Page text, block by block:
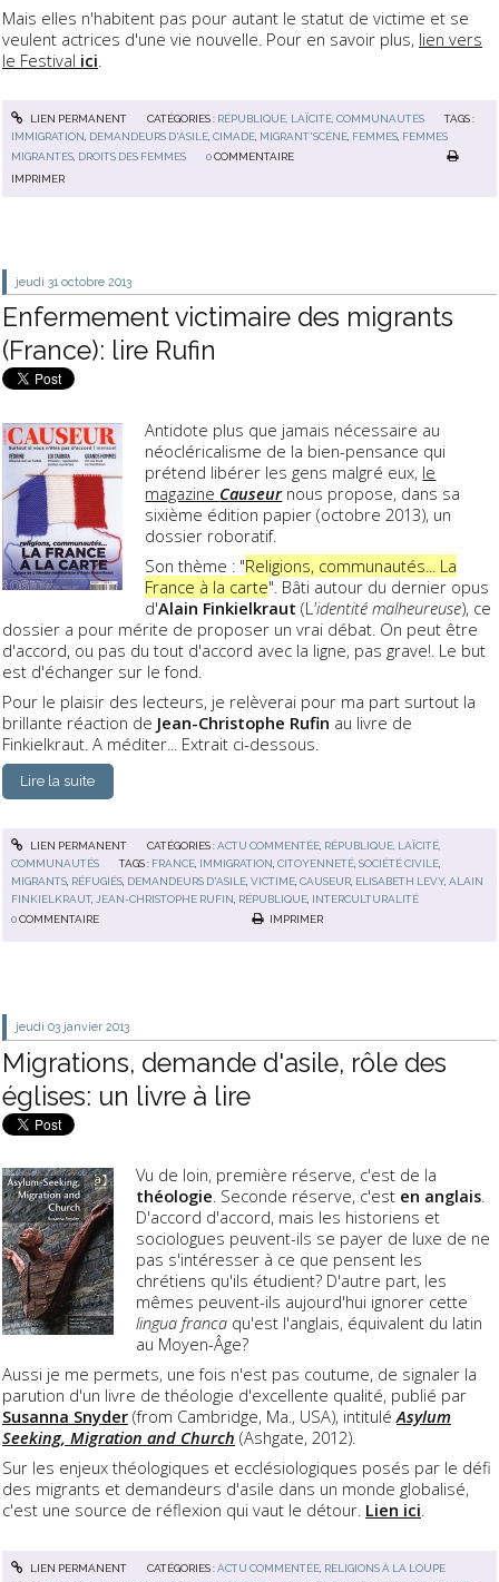
Mais elles n'habitent pas pour autant le statut de victime et se
veulent actrices d'une vie nouvelle. Pour en savoir plus, lien vers
le Festival ici
LIEN PERMANENT CATÉGORIES : RÉPUBLIQUE, LAÏCITÉ, COMMUNAUTÉS
TAGS :
IMMIGRATION DEMANDEURS D'ASILE ,CIMADE MIGRANT'SCÈNE FEMMES FEMMES
MIGRANTES DROITS DES FEMMES 0 COMMENTAIRE
IMPRIMER
jeudi 31 octobre 2013
Enfermement victimaire des migrants
(France): lire Rufin
Antidote plus que jamais nécessaire au
néocléricalisme de la bien-pensance qui
prétend libérer les gens malgré eux, le
magazine Causeurnous propose, dans sa
sixième édition papier (octobre 2013), un
dossier roboratif.
Son thème : "Religions, communautés... La
France à la carte". Bâti autour du dernier opus
d'Alain Finkielkraut (L 'identité malheureuse), ce
dossier a pour mérite de proposer un vrai débat. On peut être
d'accord, ou pas du tout d'accord avec la ligne, pas grave!. Le but
est d'échanger sur le fond.
Pour le plaisir des lecteurs, je relèverai pour ma part surtout la
brillante réaction de Jean-Christophe Rufin au livre de
Finkielkraut. A méditer... Extrait ci-dessous.
Lire la suite
LIEN PERMANENT CATÉGORIES :ACTU COMMENTÉE, RÉPUBLIQUE, LAÏCITÉ,
COMMUNAUTÉS
TAGS : FRANCE IMMIGRATION ,CITOYENNETÉ ,SOCIÉTÉ CIVILE
MIGRANTS RÉFUGIÉS DEMANDEURS D'ASILE ,VICTIME ,CAUSEUR ELISABETH LEVY,ALAIN
FINKIELKRAUT, JEAN-CHRISTOPHE RUFIN RÉPUBLIQUE INTERCULTURALITÉ
0COMMENTAIRE IMPRIMER
jeudi 03 janvier 2013
Migrations, demande d'asile, rôle des
églises: un livre à lire
Vu de loin, première réserve, c'est de la
théologie. Seconde réserve, c'est en anglais.
D'accord d'accord, mais les historiens et
sociologues peuvent-ils se payer de luxe de ne
pas s'intéresser à ce que pensent les
chrétiens qu'ils étudient? D'autre part, les
mêmes peuvent-ils aujourd'hui ignorer cette
lingua franca qu'est l'anglais, équivalent du latin
au Moyen-Âge?
Aussi je me permets, une fois n'est pas coutume, de signaler la
parution d'un livre de théologie d'excellente qualité, publié par
Susanna Snyder (from Cambridge, Ma., USA), intituléAsylum
Seeking, Migration and Church (Ashgate, 2012).
Sur les enjeux théologiques et ecclésiologiques posés par le défi
des migrants et demandeurs d'asile dans un monde globalisé,
c'est une source de réflexion qui vaut le détour. Lien ici.
LIEN PERMANENT CATÉGORIES :ACTU COMMENTÉE, RELIGIONS À LA LOUPE